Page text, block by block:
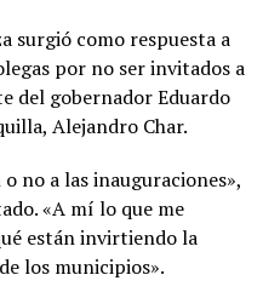
surgió como respuesta a
por no ser invitados a
del gobernador Eduardo
Alejandro Char.
no a las inauguraciones»,
«A mí lo que me
están invirtiendo la
los municipios».